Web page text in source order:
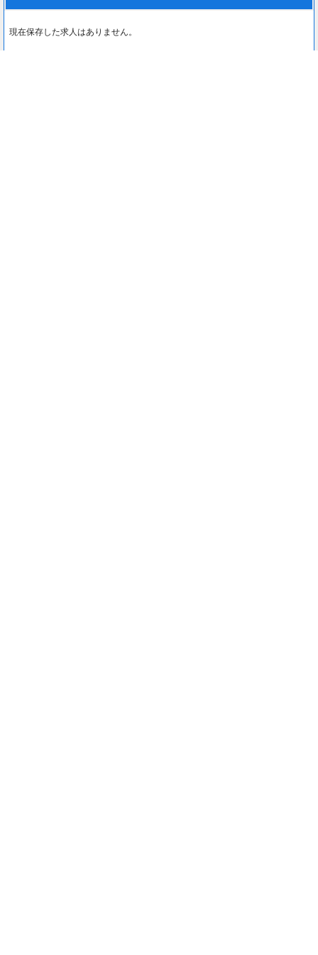
現在保存した求人はありません。